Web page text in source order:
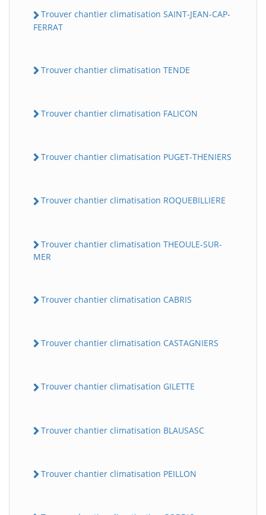
Trouver chantier climatisation SAINT-JEAN-CAP-
FERRAT
Trouver chantier climatisation TENDE
Trouver chantier climatisation FALICON
Trouver chantier climatisation PUGET-THENIERS
Trouver chantier climatisation ROQUEBILLIERE
Trouver chantier climatisation THEOULE-SUR-
MER
Trouver chantier climatisation CABRIS
Trouver chantier climatisation CASTAGNIERS
Trouver chantier climatisation GILETTE
Trouver chantier climatisation BLAUSASC
Trouver chantier climatisation PEILLON